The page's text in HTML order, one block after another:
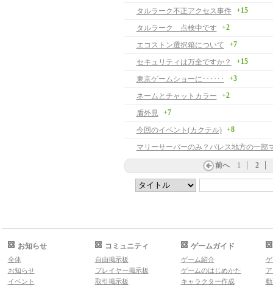
タルラーク不正アクセス事件
+15
タルラーク 点検中です +2
エコストン選択箱について +7
セキュリティは万全ですか？ +15
東京ゲームショーに･･････ +3
ネームとチャットカラー +2
盾外見 +7
今回のイベント(カクテル) +8
マリーサーバーのみ？バレス地方の一部
前へ 1 2
お知らせ
全体
お知らせ
イベント
コミュニティ
自由掲示板
プレイヤー掲示板
取引掲示板
ゲームガイド
ゲーム紹介
ゲームのはじめかた
キャラクター作成